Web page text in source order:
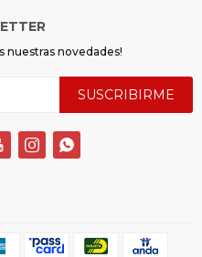
nuestras novedades!
SUSCRIBIRME
 